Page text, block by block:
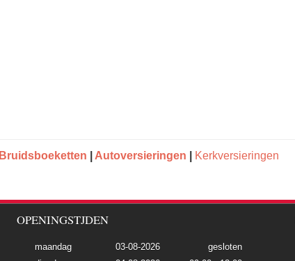
Bruidsboeketten Autoversieringen Kerkversieringen
OPENINGSTJDEN
maandag 03-08-2026
gesloten